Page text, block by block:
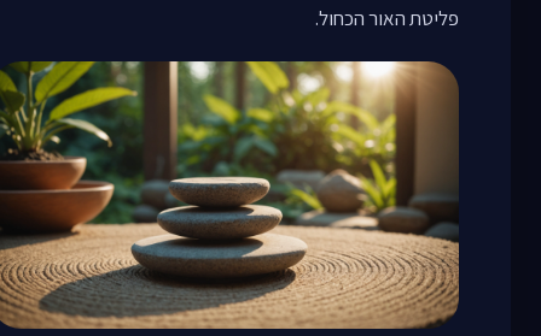
פליטת האור הכחול.